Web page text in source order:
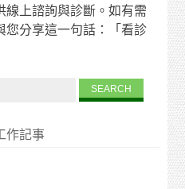
線上諮詢與診斷。如有需
您分享這一句話：「看診
作記事